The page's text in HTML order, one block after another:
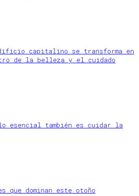
capitalino se transforma en
de la belleza y el cuidado
esencial también es cuidar la
que dominan este otoño